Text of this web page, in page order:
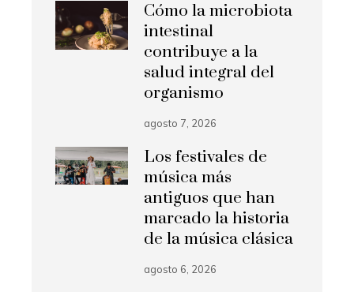
Cómo la microbiota
intestinal
contribuye a la
salud integral del
organismo
agosto 7, 2026
Los festivales de
música más
antiguos que han
marcado la historia
de la música clásica
agosto 6, 2026